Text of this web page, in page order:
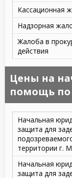
Кассационная
Надзорная
Жалоба в
действия
Цены на
помощь
Начальная
защита для
территории г.
Начальная
защита для